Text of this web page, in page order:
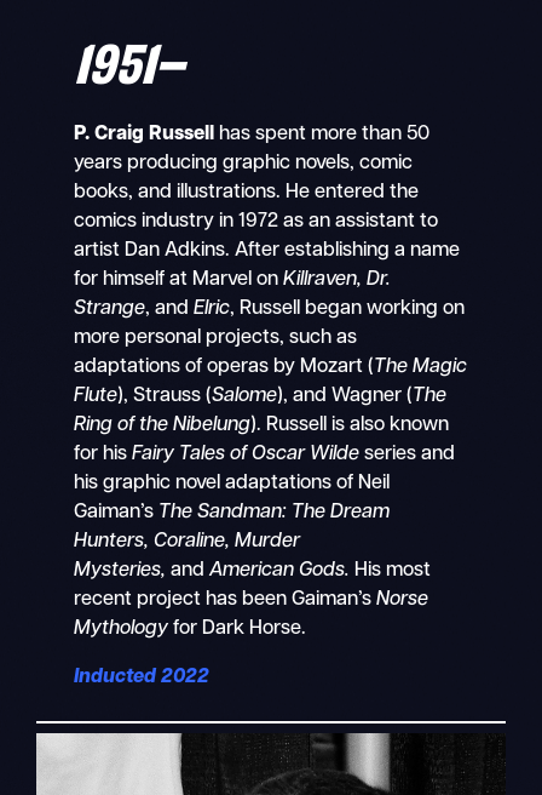
1951–
P. Craig Russell
has spent more than 50
years producing graphic novels, comic
books, and illustrations. He entered the
comics industry in 1972 as an assistant to
artist Dan Adkins. After establishing a name
for himself at Marvel onKillraven, Dr.
Strange, andElric, Russell began working on
more personal projects, such as
adaptations of operas by Mozart (The Magic
Flute), Strauss (Salome), and Wagner (The
Ring of the Nibelung). Russell is also known
for hisFairy Tales of Oscar Wilde series and
his graphic novel adaptations of Neil
Gaiman’s The Sandman: The Dream
Hunters, Coraline, Murder
Mysteries,and American Gods. His most
recent project has been Gaiman’sNorse
Mythology for Dark Horse.
Inducted 2022